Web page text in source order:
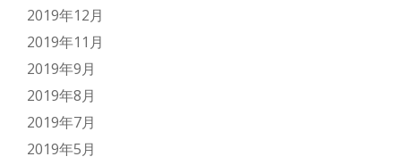
2019年12月
2019年11月
2019年9月
2019年8月
2019年7月
2019年5月